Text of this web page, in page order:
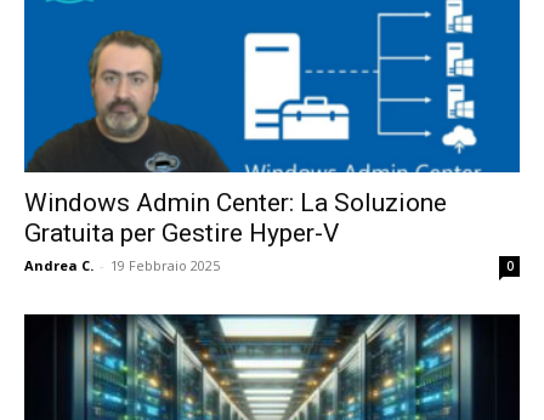
Windows Admin Center: La Soluzione
Gratuita per Gestire Hyper-V
Andrea C. - 19 Febbraio 2025 0